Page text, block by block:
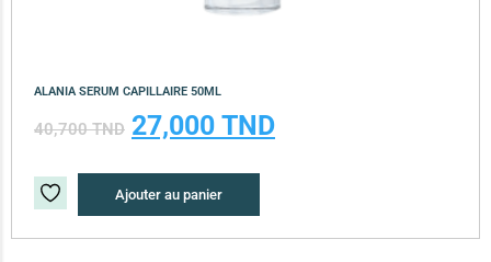
ALANIA SERUM CAPILLAIRE 50ML
40,700TND 27,000 TND
Ajouter au panier